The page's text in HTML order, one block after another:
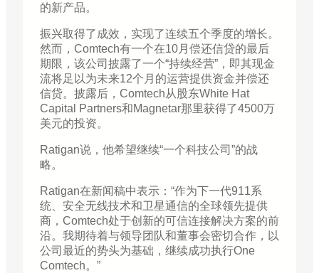
的新产品。
振兴取得了成效，实现了连续五个季度的增长。
然而，Comtech有一个在10月偿还信贷的最后
期限，该公司披露了一个“持续经营”，即其现金
流将足以为未来12个月的运营提供资金并偿还
信贷。披露后，Comtech从股东White Hat
Capital Partners和Magnetar那里获得了4500万
美元的投资。
Ratigan说，他希望继续“一个科技公司”的战
略。
Ratigan在新闻稿中表示：“作为下一代911系
统、安全无线技术和卫星通信的全球领先提供
商，Comtech处于创新的可信连接解决方案的前
沿。我期待着与领导团队和董事会密切合作，以
公司最近的势头为基础，继续成功执行One
Comtech。”